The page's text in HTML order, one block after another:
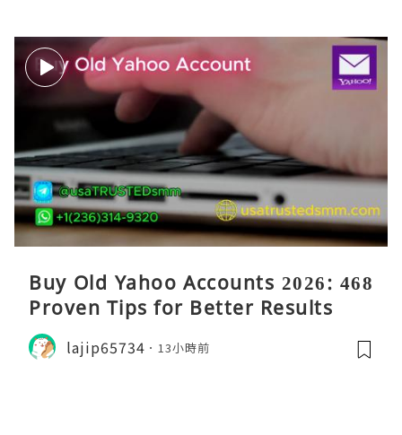
Buy Old Yahoo Accounts 2026: 468
Proven Tips for Better Results
lajip65734 13小時前